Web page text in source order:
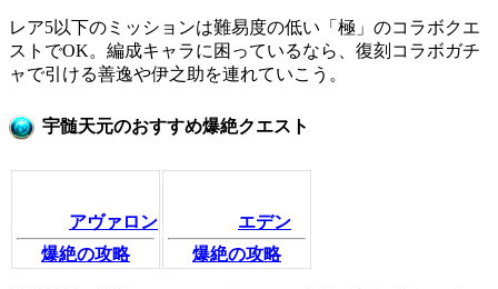
レア5以下のミッションは難易度の低い「極」のコラボクエ
ストでOK。編成キャラに困っているなら、復刻コラボガチ
ャで引ける善逸や伊之助を連れていこう。
宇髄天元のおすすめ爆絶クエスト
アヴァロン
爆絶の攻略
エデン
爆絶の攻略